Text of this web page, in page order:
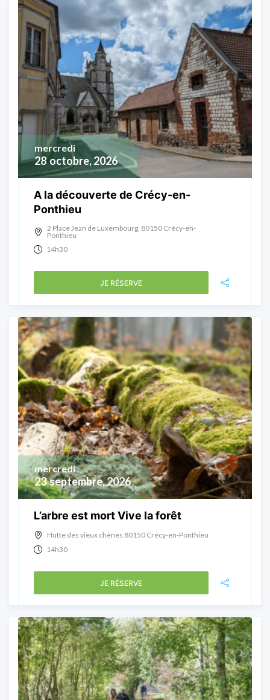
28 octobre, 2026
mercredi
A la découverte de Crécy-en-
Ponthieu
2 Place Jean de Luxembourg, 80150 Crécy-en-
Ponthieu
14h30
JE RÉSERVE
23 septembre, 2026
mercredi
L’arbre est mort Vive la forêt
Hutte des vieux chênes 80150 Crécy-en-Ponthieu
14h30
JE RÉSERVE